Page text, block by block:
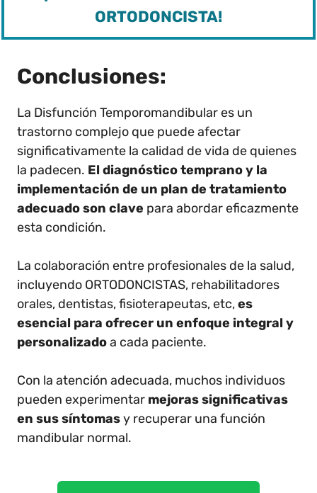
ORTODONCISTA!
Conclusiones:
La Disfunción Temporomandibular es un
trastorno complejo que puede afectar
significativamente la calidad de vida de quienes
la padecen. El diagnóstico temprano y la
implementación de un plan de tratamiento
adecuado son clave para abordar eficazmente
esta condición.
La colaboración entre profesionales de la salud,
incluyendo ORTODONCISTAS, rehabilitadores
orales, dentistas, fisioterapeutas, etc,es
esencial para ofrecer un enfoque integral y
personalizadoa cada paciente.
Con la atención adecuada, muchos individuos
pueden experimentar mejoras significativas
en sus síntomasy recuperar una función
mandibular normal.